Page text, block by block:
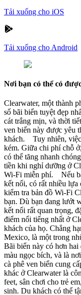
Tải xuống cho iOS
Tải xuống cho Android
Nơi bạn có thể có
Clearwater, một thành
số bãi biển tuyệt đẹp
cát trắng mịn, và thời
ven biển này được yêu
khách. Tuy nhiên, việc
kém. Giữa chi phí chỗ
có thể tăng nhanh
tiền khi nghỉ dưỡng ở
Wi-Fi miễn phí. Nếu
kết nối, có rất nhiều lựa
kiểm tra bản đồ Wi-Fi
bạn. Dù bạn đang lướt
kết nối rất quan trọng,
điểm nổi tiếng nhất ở
khách của họ. Chẳng
Mexico, là một trong
Bãi biển này có hơn
màu ngọc bích, và là
cà phê ven biển cung
khác ở Clearwater là
feet, sân chơi cho trẻ
sinh. Du khách có thể